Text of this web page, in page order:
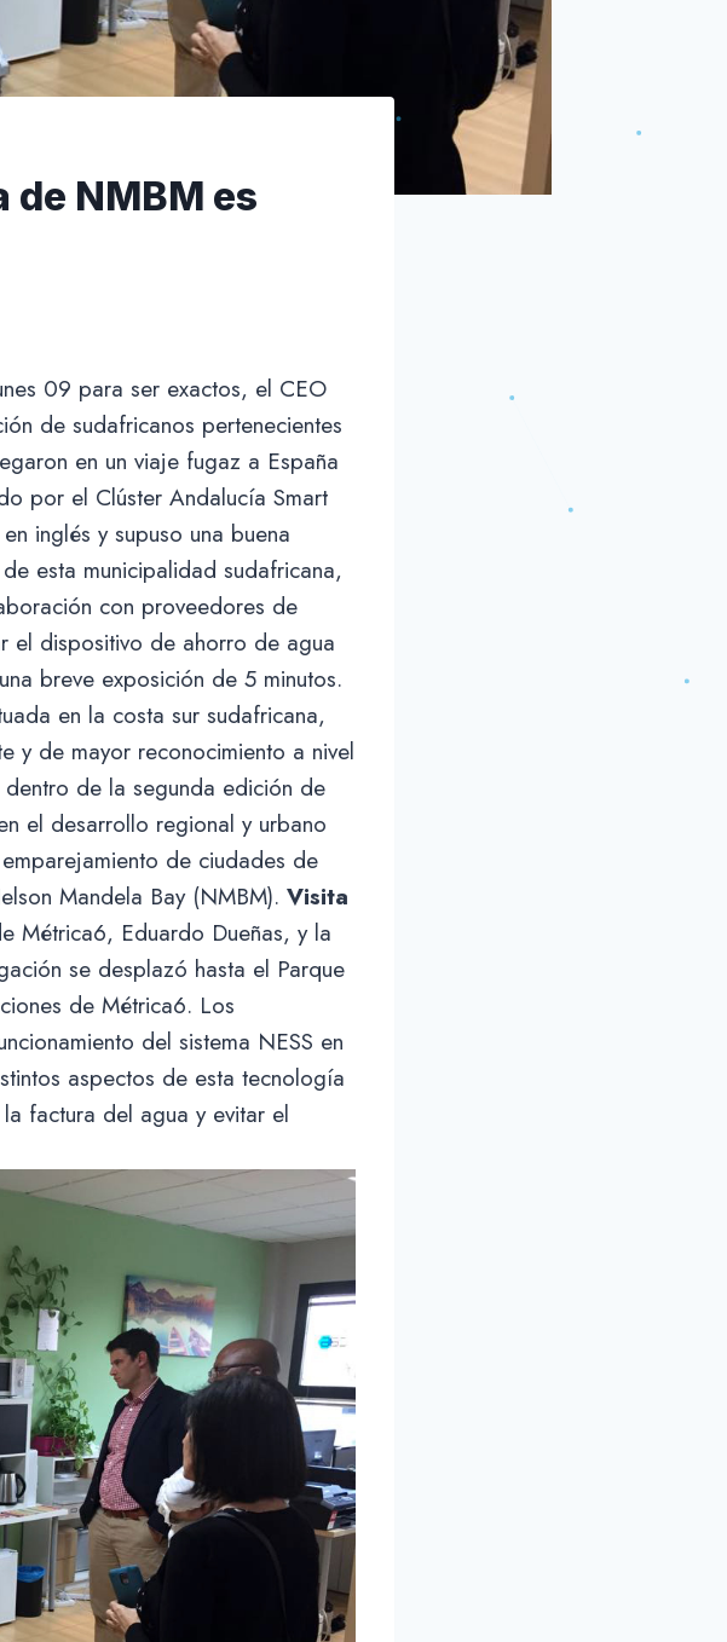
NMBM es
09 para ser exactos, el CEO
de sudafricanos pertenecientes
en un viaje fugaz a España
por el Clúster Andalucía Smart
inglés y supuso una buena
esta municipalidad sudafricana,
con proveedores de
el dispositivo de ahorro de agua
breve exposición de 5 minutos.
en la costa sur sudafricana,
y de mayor reconocimiento a nivel
de la segunda edición de
el desarrollo regional y urbano
de ciudades de
Mandela Bay (NMBM). Visita
Métrica6, Eduardo Dueñas, y la
se desplazó hasta el Parque
de Métrica6. Los
del sistema NESS en
aspectos de esta tecnología
factura del agua y evitar el